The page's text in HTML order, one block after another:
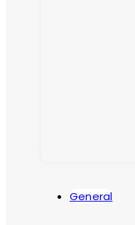
General